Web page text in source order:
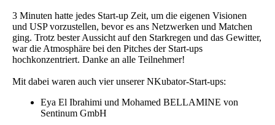
3 Minuten hatte jedes Start-up Zeit, um die eigenen Visionen
und USP vorzustellen, bevor es ans Netzwerken und Matchen
ging. Trotz bester Aussicht auf den Starkregen und das Gewitter,
war die Atmosphäre bei den Pitches der Start-ups
hochkonzentriert. Danke an alle Teilnehmer!
Mit dabei waren auch vier unserer NKubator-Start-ups:
Eya El Ibrahimi und Mohamed BELLAMINE von
Sentinum GmbH